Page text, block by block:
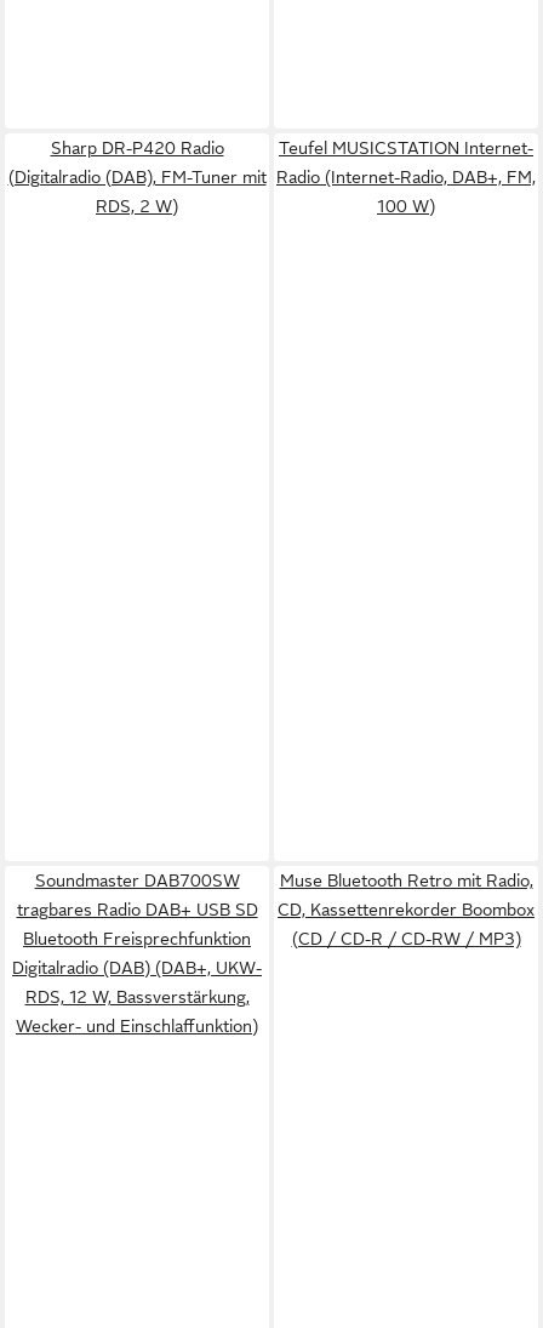
Sharp DR-P420 Radio
(Digitalradio (DAB), FM-Tuner mit
RDS, 2 W)
Teufel MUSICSTATION Internet-
Radio (Internet-Radio, DAB+, FM,
100 W)
Soundmaster DAB700SW
tragbares Radio DAB+ USB SD
Bluetooth Freisprechfunktion
Digitalradio (DAB) (DAB+, UKW-
RDS, 12 W, Bassverstärkung,
Wecker- und Einschlaffunktion)
Muse Bluetooth Retro mit Radio,
CD, Kassettenrekorder Boombox
(CD / CD-R / CD-RW / MP3)